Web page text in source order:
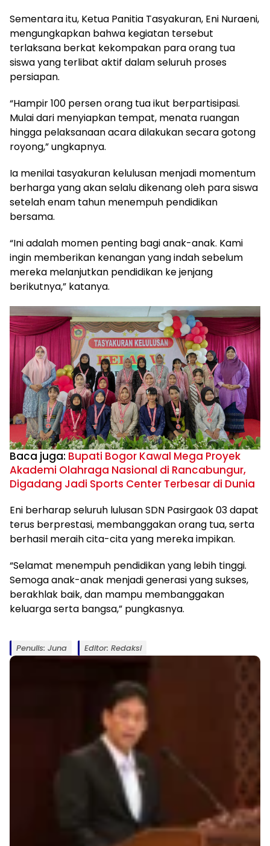
Sementara itu, Ketua Panitia Tasyakuran, Eni Nuraeni,
mengungkapkan bahwa kegiatan tersebut
terlaksana berkat kekompakan para orang tua
siswa yang terlibat aktif dalam seluruh proses
persiapan.
“Hampir 100 persen orang tua ikut berpartisipasi.
Mulai dari menyiapkan tempat, menata ruangan
hingga pelaksanaan acara dilakukan secara gotong
royong,” ungkapnya.
Ia menilai tasyakuran kelulusan menjadi momentum
berharga yang akan selalu dikenang oleh para siswa
setelah enam tahun menempuh pendidikan
bersama.
“Ini adalah momen penting bagi anak-anak. Kami
ingin memberikan kenangan yang indah sebelum
mereka melanjutkan pendidikan ke jenjang
berikutnya,” katanya.
Baca juga: Bupati Bogor Kawal Mega Proyek
Akademi Olahraga Nasional di Rancabungur,
Digadang Jadi Sports Center Terbesar di Dunia
Eni berharap seluruh lulusan SDN Pasirgaok 03 dapat
terus berprestasi, membanggakan orang tua, serta
berhasil meraih cita-cita yang mereka impikan.
“Selamat menempuh pendidikan yang lebih tinggi.
Semoga anak-anak menjadi generasi yang sukses,
berakhlak baik, dan mampu membanggakan
keluarga serta bangsa,” pungkasnya.
Penulis: Juna Editor: Redaksi